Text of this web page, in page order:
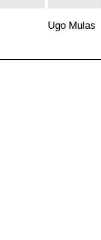
Ugo Mulas